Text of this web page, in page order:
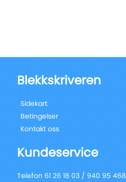
Blekkskriveren
Sidekart
Betingelser
Kontakt oss
Kundeservice
Telefon 61 26 18 03 / 940 95 468